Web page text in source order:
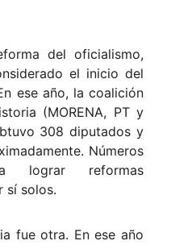
del oficialismo,
el inicio del
ese año, la coalición
(MORENA, PT y
308 diputados y
Números
lograr reformas
sí solos.
fue otra. En ese año